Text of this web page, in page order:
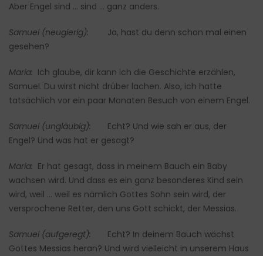
Aber Engel sind … sind … ganz anders.
Samuel (neugierig): Ja, hast du denn schon mal einen
gesehen?
Maria: Ich glaube, dir kann ich die Geschichte erzählen,
Samuel. Du wirst nicht drüber lachen. Also, ich hatte
tatsächlich vor ein paar Monaten Besuch von einem Engel.
Samuel (ungläubig): Echt? Und wie sah er aus, der
Engel? Und was hat er gesagt?
Maria: Er hat gesagt, dass in meinem Bauch ein Baby
wachsen wird. Und dass es ein ganz besonderes Kind sein
wird, weil … weil es nämlich Gottes Sohn sein wird, der
versprochene Retter, den uns Gott schickt, der Messias.
Samuel (aufgeregt): Echt? In deinem Bauch wächst
Gottes Messias heran? Und wird vielleicht in unserem Haus